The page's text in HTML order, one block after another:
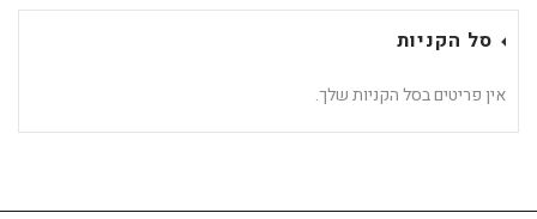
סל הקניות
אין פריטים בסל הקניות שלך.